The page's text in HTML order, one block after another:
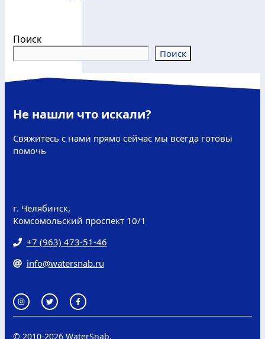
Поиск
Поиск
Не нашли что искали?
Свяжитесь с нами прямо сейчас мы всегда готовы
помочь
г. Челябинск,
Комсомольский проспект 10/1
+7 (963) 473-51-46
info@watersnab.ru
© 2010-2026 WaterSnab.